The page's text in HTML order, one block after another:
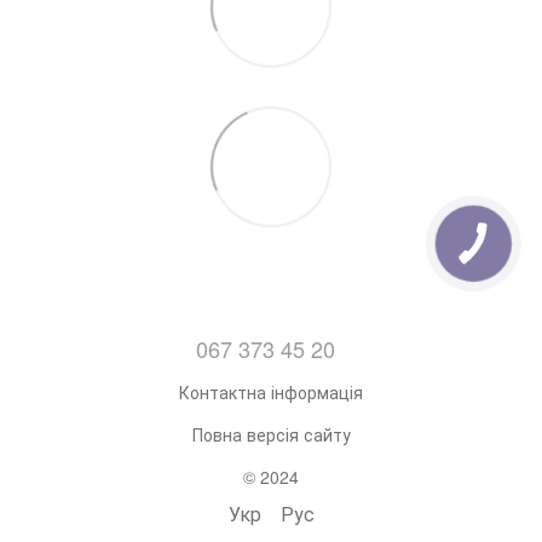
067 373 45 20
Контактна інформація
Повна версія сайту
© 2024
Укр Рус